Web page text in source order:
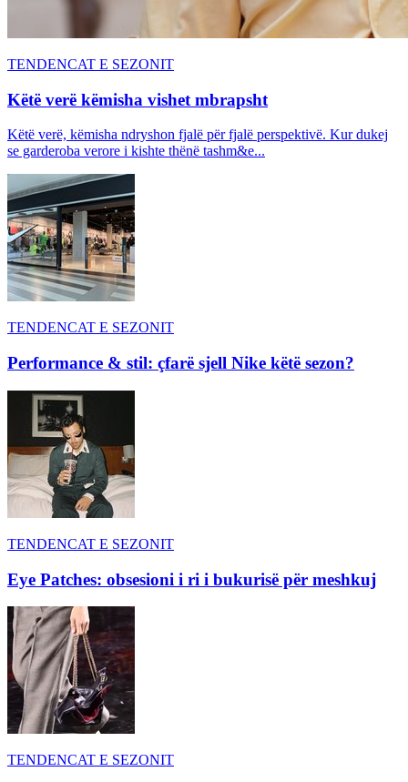
TENDENCAT E SEZONIT
Këtë verë këmisha vishet mbrapsht
Këtë verë, këmisha ndryshon fjalë për fjalë perspektivë. Kur dukej
se garderoba verore i kishte thënë tashm&e...
TENDENCAT E SEZONIT
Performance & stil: çfarë sjell Nike këtë sezon?
TENDENCAT E SEZONIT
Eye Patches: obsesioni i ri i bukurisë për meshkuj
TENDENCAT E SEZONIT